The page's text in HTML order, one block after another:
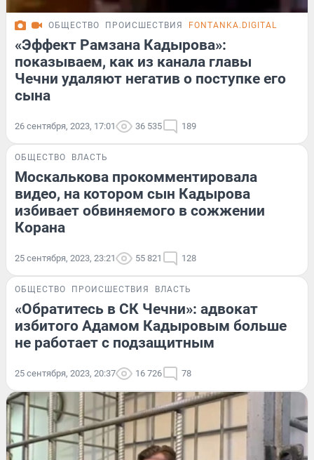
ОБЩЕСТВО ПРОИСШЕСТВИЯ FONTANKA.DIGITAL
«Эффект Рамзана Кадырова»:
показываем, как из канала главы
Чечни удаляют негатив о поступке его
сына
26 сентября, 2023, 17:01 36 535 189
ОБЩЕСТВО ВЛАСТЬ
Москалькова прокомментировала
видео, на котором сын Кадырова
избивает обвиняемого в сожжении
Корана
25 сентября, 2023, 23:21 55 821 128
ОБЩЕСТВО ПРОИСШЕСТВИЯ ВЛАСТЬ
«Обратитесь в СК Чечни»: адвокат
избитого Адамом Кадыровым больше
не работает с подзащитным
25 сентября, 2023, 20:37 16 726 78